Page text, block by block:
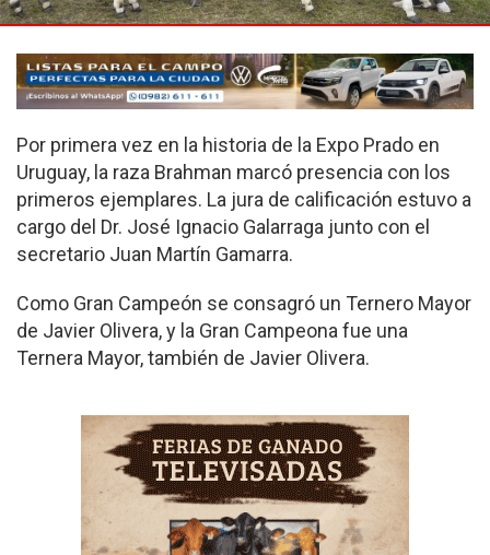
Por primera vez en la historia de la Expo Prado en
Uruguay, la raza Brahman marcó presencia con los
primeros ejemplares. La jura de calificación estuvo a
cargo del Dr. José Ignacio Galarraga junto con el
secretario Juan Martín Gamarra.
Como Gran Campeón se consagró un Ternero Mayor
de Javier Olivera, y la Gran Campeona fue una
Ternera Mayor, también de Javier Olivera.